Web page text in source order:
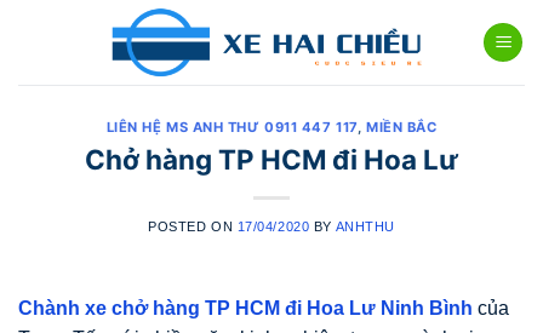
LIÊN HỆ MS ANH THƯ 0911 447 117, MIỀN BẮC
Chở hàng TP HCM đi Hoa Lư
POSTED ON 17/04/2020 BY ANHTHU
Chành xe chở hàng TP HCM đi Hoa Lư Ninh Bình của